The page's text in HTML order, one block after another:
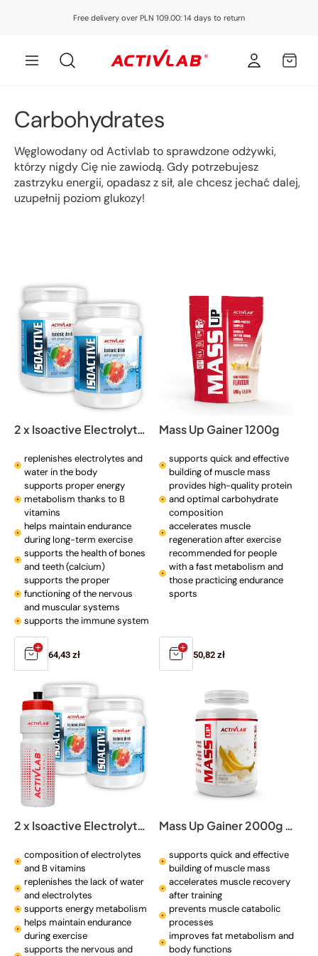
Free delivery over PLN 109.00: 14 days to return
in
CART
C
o
l
l
o
n
Carbohydrates
Węglowodany od Activlab to sprawdzone odżywki,
którzy nigdy Cię nie zawiodą. Gdy potrzebujesz
zastrzyku energii, opadasz z sił, ale chcesz jechać dalej,
uzupełnij poziom glukozy!
2 x Isoactive Electrolytes 630 g
replenishes electrolytes and
water in the body
supports proper energy
metabolism thanks to B
vitamins
helps maintain endurance
during long-term exercise
supports the health of bones
and teeth (calcium)
supports the proper
functioning of the nervous
and muscular systems
supports the immune system
Regular
64,43 zł
Mass Up Gainer 1200g
supports quick and effective
building of muscle mass
provides high-quality protein
and optimal carbohydrate
composition
accelerates muscle
regeneration after exercise
recommended for people
with a fast metabolism and
those practicing endurance
sports
Regular
50,82 zł
2 x Isoactive Electrolytes + BOTTLE
composition of electrolytes
and B vitamins
replenishes the lack of water
and electrolytes
supports energy metabolism
helps maintain endurance
during exercise
supports the nervous and
Mass Up Gainer 2000g jar
supports quick and effective
building of muscle mass
accelerates muscle recovery
after training
prevents muscle catabolic
processes
improves fat metabolism and
body functions